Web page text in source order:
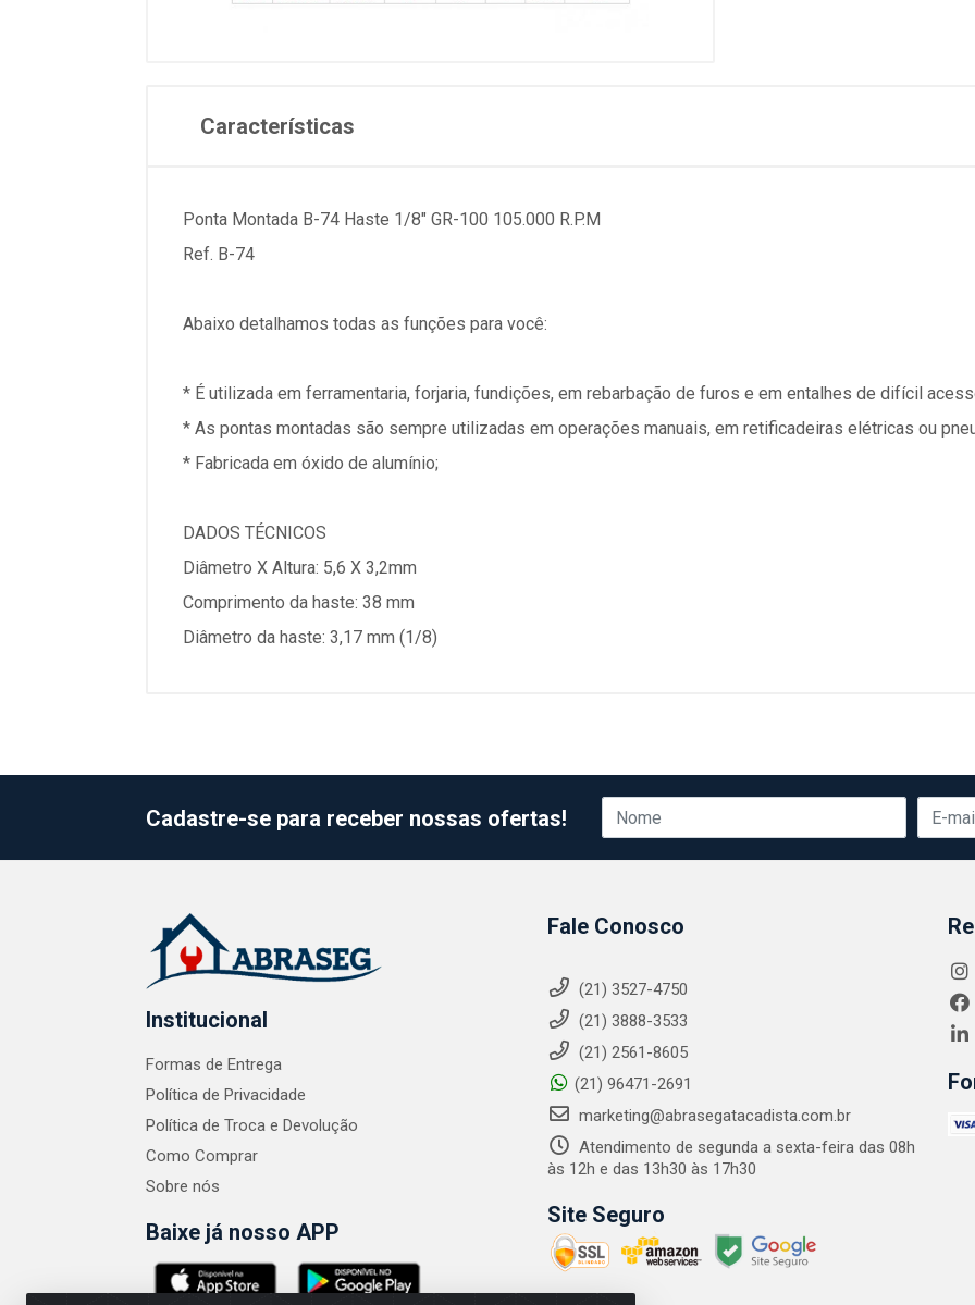
Características
Ponta Montada B-74 Haste 1/8" GR-100 105.000 R.P.M
Ref. B-74
Abaixo detalhamos todas as funções para você:
* É utilizada em ferramentaria, forjaria, fundições, em rebarbação de furos e em entalhes de difícil
* As pontas montadas são sempre utilizadas em operações manuais, em retificadeiras elétricas ou
* Fabricada em óxido de alumínio;
DADOS TÉCNICOS
Diâmetro X Altura: 5,6 X 3,2mm
Comprimento da haste: 38 mm
Diâmetro da haste: 3,17 mm (1/8)
Cadastre-se para receber nossas ofertas!
Institucional
Formas de Entrega
Política de Privacidade
Política de Troca e Devolução
Como Comprar
Sobre nós
Baixe já nosso APP
Fale Conosco
(21) 3527-4750
(21) 3888-3533
(21) 2561-8605
(21) 96471-2691
marketing@abrasegatacadista.com.br
Atendimento de segunda a sexta-feira das 08h
às 12h e das 13h30 às 17h30
Site Seguro